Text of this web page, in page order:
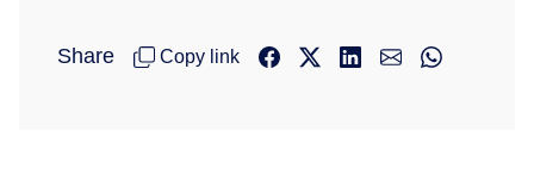
Share Copy link